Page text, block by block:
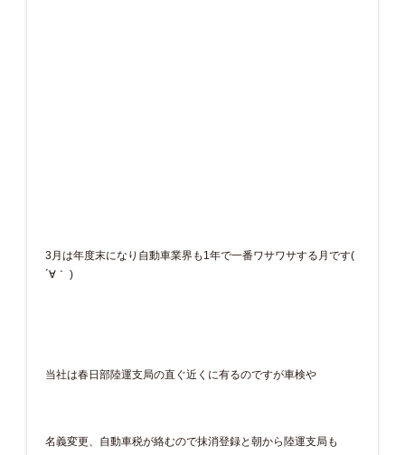
3月は年度末になり自動車業界も1年で一番ワサワサする月です(
´∀｀ )
当社は春日部陸運支局の直ぐ近くに有るのですが車検や
名義変更、自動車税が絡むので抹消登録と朝から陸運支局も